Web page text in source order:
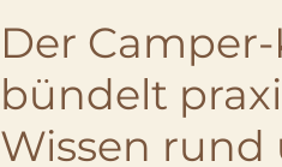
e
w
s
Der
bündelt
Wissen rund